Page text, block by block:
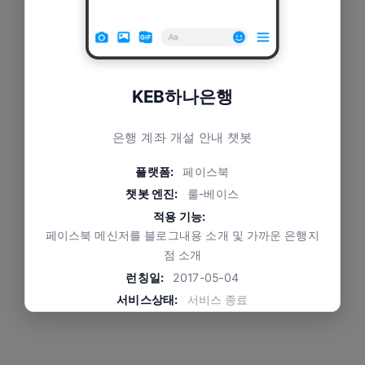
KEB하나은행
은행 계좌 개설 안내 챗봇
플랫폼: 페이스북
챗봇 엔진: 룰-베이스
적용 기능:
페이스북 메신저를 블로그내용 소개 및 가까운 은행지
점 소개
런칭일:
2017-05-04
서비스상태:
서비스 종료